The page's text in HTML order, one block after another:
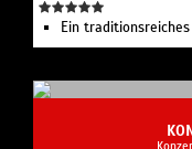
Ein